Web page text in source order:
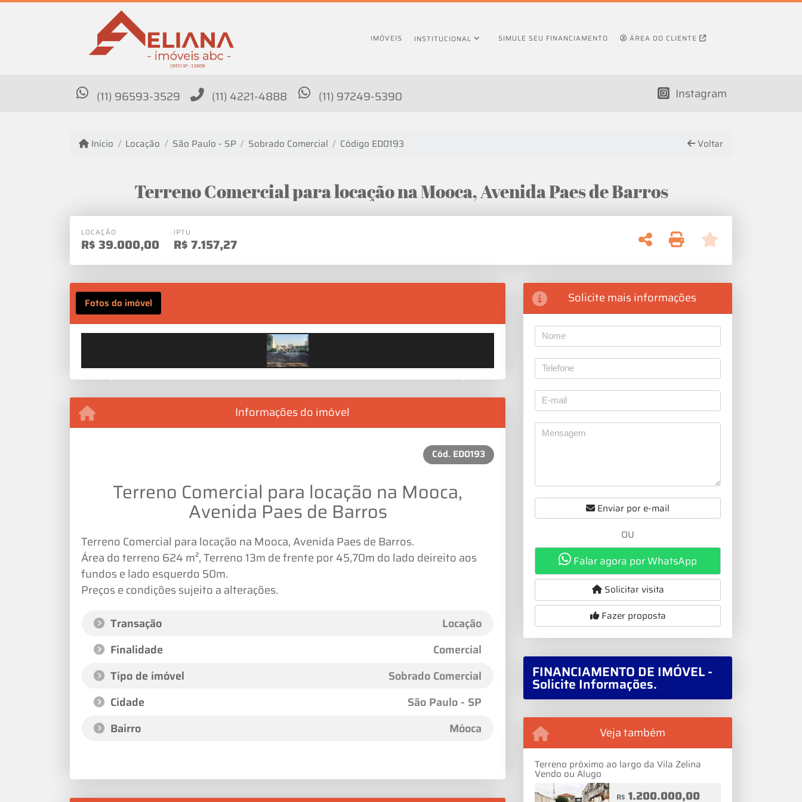
IMÓVEIS INSTITUCIONAL SIMULE SEU FINANCIAMENTO ÁREA DO CLIENTE
(11) 96593-3529 (11) 4221-4888 (11) 97249-5390 Instagram
Início Locação São Paulo - SP Sobrado Comercial Código ED0193 Voltar
Terreno Comercial para locação na Mooca, Avenida Paes de Barros
LOCAÇÃO
R$ 39.000,00
IPTU
R$7.157,27
Fotos do imóvel
Previous Next
Informações do imóvel
Cód. ED0193
Terreno Comercial para locação na Mooca,
Avenida Paes de Barros
Terreno Comercial para locação na Mooca, Avenida Paes de Barros.
Área do terreno 624 m², Terreno 13m de frente por 45,70m do lado deireito aos
fundos e lado esquerdo 50m.
Preços e condições sujeito a alterações.
Transação
Locação
Finalidade
Comercial
Tipo de imóvel
Sobrado Comercial
Cidade
São Paulo - SP
Bairro
Móoca
Solicite mais informações
Enviar por e-mail
OU
Falar agora por WhatsApp
Solicitar visita
Fazer proposta
FINANCIAMENTO DE IMÓVEL -
Solicite Informações.
Veja também
Terreno próximo ao largo da Vila Zelina
Vendo ou Alugo
R$ 1.200.000,00